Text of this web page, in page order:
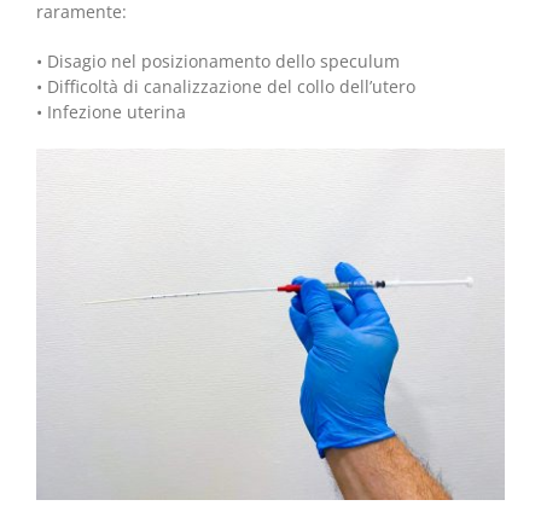
raramente:
• Disagio nel posizionamento dello speculum
• Difficoltà di canalizzazione del collo dell’utero
• Infezione uterina